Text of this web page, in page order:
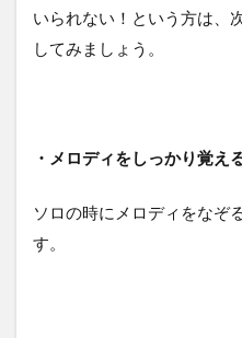
いられない！という方は、
してみましょう。
・メロディをしっかり覚え
ソロの時にメロディをなぞ
す。